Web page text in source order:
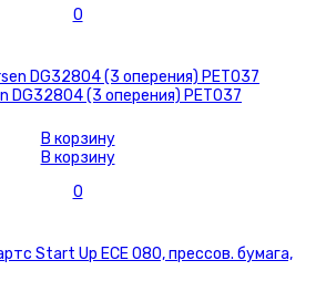
0
DG32804 (3 оперения) PET037
В корзину
В корзину
0